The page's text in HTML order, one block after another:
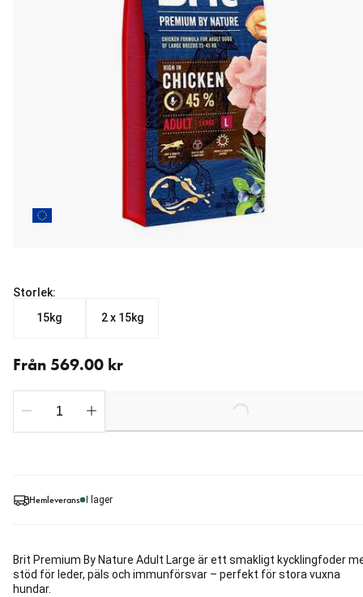
Hemleverans I lager
Brit Premium By Nature Adult Large är ett smakligt kycklingfoder
stöd för leder, päls och immunförsvar – perfekt för stora vuxna
hundar.
Storlek:
15kg
2 x 15kg
Från 569.00 kr
Loading...